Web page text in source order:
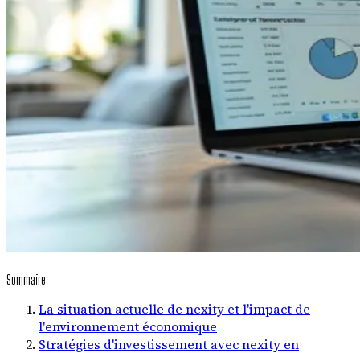
Sommaire
La situation actuelle de nexity et l'impact de
l'environnement économique
Stratégies d'investissement avec nexity en